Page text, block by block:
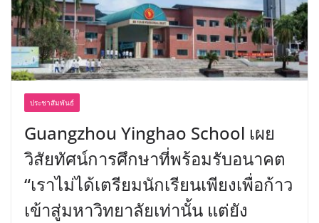
ประชาสัมพันธ์
Guangzhou Yinghao School เผย
วิสัยทัศน์การศึกษาที่พร้อมรับอนาคต
“เราไม่ได้เตรียมนักเรียนเพียงเพื่อก้าว
เข้าสู่มหาวิทยาลัยเท่านั้น แต่ยัง